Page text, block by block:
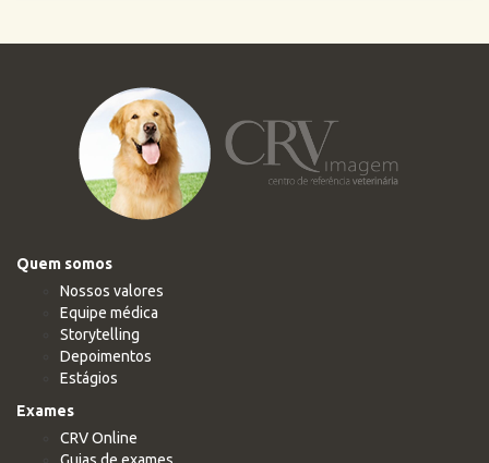
Quem somos
Nossos valores
Equipe médica
Storytelling
Depoimentos
Estágios
Exames
CRV Online
Guias de exames